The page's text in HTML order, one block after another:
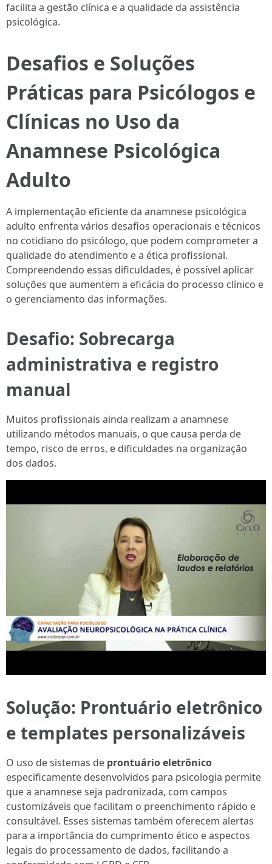
facilita a gestão clínica e a qualidade da assistência
psicológica.
Desafios e Soluções
Práticas para Psicólogos e
Clínicas no Uso da
Anamnese Psicológica
Adulto
A implementação eficiente da anamnese psicológica
adulto enfrenta vários desafios operacionais e técnicos
no cotidiano do psicólogo, que podem comprometer a
qualidade do atendimento e a ética profissional.
Compreendendo essas dificuldades, é possível aplicar
soluções que aumentem a eficácia do processo clínico e
o gerenciamento das informações.
Desafio: Sobrecarga
administrativa e registro
manual
Muitos profissionais ainda realizam a anamnese
utilizando métodos manuais, o que causa perda de
tempo, risco de erros, e dificuldades na organização
dos dados.
Solução: Prontuário eletrônico
e templates personalizáveis
O uso de sistemas de prontuário eletrônico
especificamente desenvolvidos para psicologia permite
que a anamnese seja padronizada, com campos
customizáveis que facilitam o preenchimento rápido e
consultável. Esses sistemas também oferecem alertas
para a importância do cumprimento ético e aspectos
legais do processamento de dados, facilitando a